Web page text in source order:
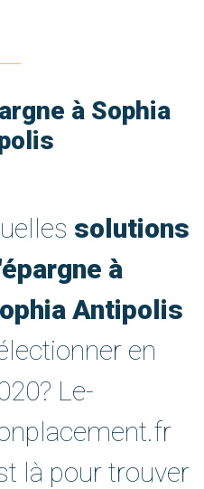
à Sophia
solutions
à
Antipolis
en
Le-
là pour trouver